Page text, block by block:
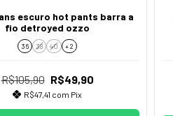
escuro hot pants barra a
fio detroyed ozzo
36 38 40 + 2
R$105,90 R$49,90
R$47,41 com Pix